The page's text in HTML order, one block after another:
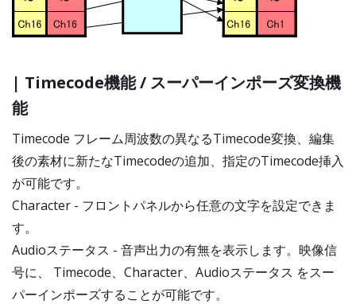
| Timecode機能 / スーパーインポーズ変換機
能
Timecode フレーム周波数の異なるTimecode変換、編集
後の素材に新たなTimecodeの追加、指定のTimecode挿入
が可能です。
Character - フロントパネルから任意の文字を設定できま
す。
Audioステータス - 音声出力の有無を表示します。映像信
号に、 Timecode、Character、Audioステータス をスー
パーインポーズすることが可能です。